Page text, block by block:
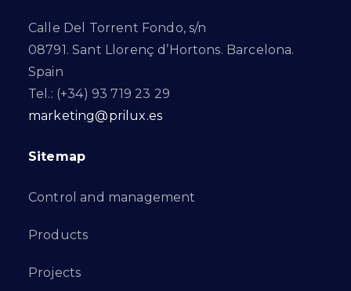
Calle Del Torrent Fondo, s/n
08791. Sant Llorenç d’Hortons. Barcelona.
Spain
Tel.: (+34) 93 719 23 29
marketing@prilux.es
Sitemap
Control and management
Products
Projects